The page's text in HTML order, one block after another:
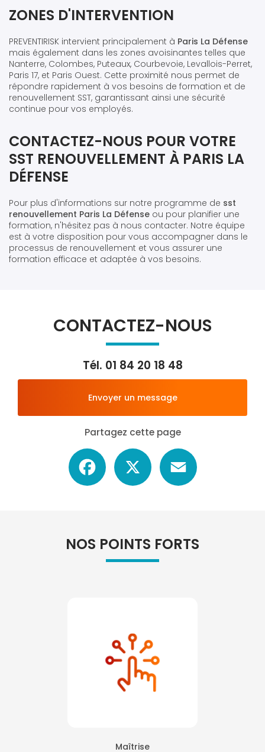
ZONES D'INTERVENTION
PREVENTIRISK intervient principalement à Paris La Défense
mais également dans les zones avoisinantes telles que
Nanterre, Colombes, Puteaux, Courbevoie, Levallois-Perret,
Paris 17, et Paris Ouest. Cette proximité nous permet de
répondre rapidement à vos besoins de formation et de
renouvellement SST, garantissant ainsi une sécurité
continue pour vos employés.
CONTACTEZ-NOUS POUR VOTRE
SST RENOUVELLEMENT À PARIS LA
DÉFENSE
Pour plus d'informations sur notre programme de sst
renouvellement Paris La Défense ou pour planifier une
formation, n'hésitez pas à nous contacter. Notre équipe
est à votre disposition pour vous accompagner dans le
processus de renouvellement et vous assurer une
formation efficace et adaptée à vos besoins.
CONTACTEZ-NOUS
Tél. 01 84 20 18 48
Envoyer un message
Partagez cette page
Facebook
NOS POINTS FORTS
Maîtrise